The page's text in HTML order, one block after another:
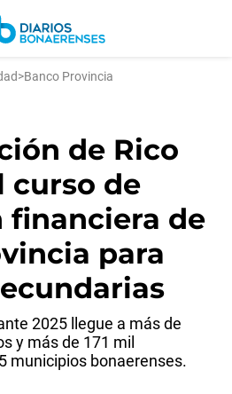
>Banco Provincia
de Rico
curso de
financiera de
para
2025 llegue a más de
y más de 171 mil
municipios bonaerenses.